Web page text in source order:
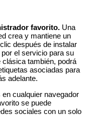
favorito. Una
crea y mantiene un
después de instalar
el servicio para su
clásica también, podrá
asociadas para
adelante.
cualquier navegador
se puede
sociales con un solo